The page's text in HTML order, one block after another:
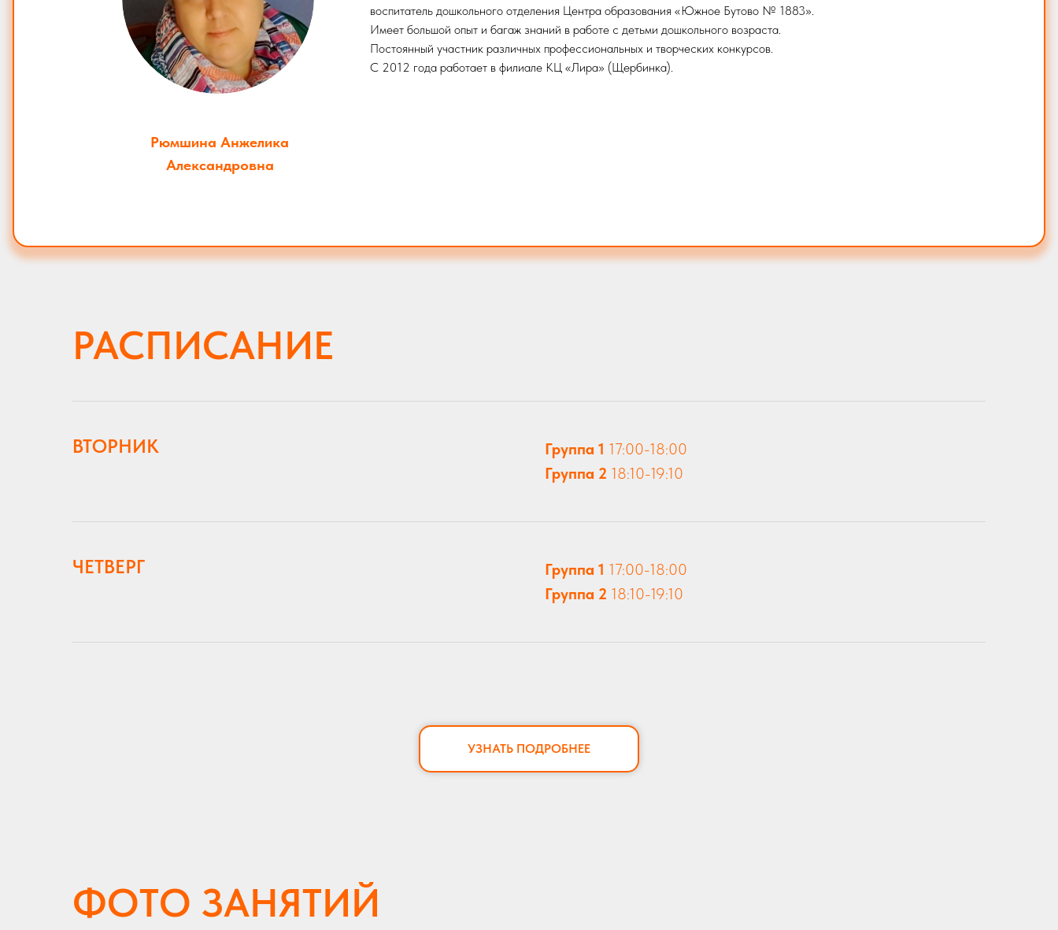
воспитатель дошкольного отделения Центра образования «Южное Бутово № 1883».
Имеет большой опыт и багаж знаний в работе с детьми дошкольного возраста.
Постоянный участник различных профессиональных и творческих конкурсов.
С 2012 года работает в филиале КЦ «Лира» (Щербинка).
Рюмшина Анжелика
Александровна
РАСПИСАНИЕ
ВТОРНИК Группа 1 17:00-18:00
Группа 2 18:10-19:10
ЧЕТВЕРГ Группа 1 17:00-18:00
Группа 2 18:10-19:10
УЗНАТЬ ПОДРОБНЕЕ
ФОТО ЗАНЯТИЙ